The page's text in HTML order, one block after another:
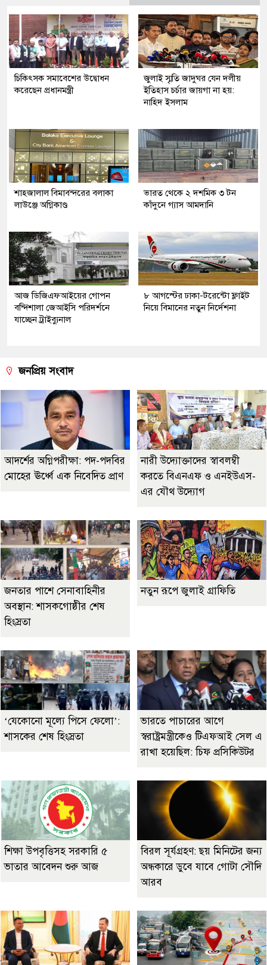
চিকিৎসক সমাবেশের উদ্বোধন
করেছেন প্রধানমন্ত্রী
জুলাই স্মৃতি জাদুঘর যেন দলীয়
ইতিহাস চর্চার জায়গা না হয়:
নাহিদ ইসলাম
শাহজালাল বিমাবন্দরের বলাকা
লাউঞ্জে অগ্নিকাণ্ড
ভারত থেকে ২ দশমিক ৩ টন
কাঁদুনে গ্যাস আমদানি
আজ ডিজিএফআইয়ের গোপন
বন্দিশালা জেআইসি পরিদর্শনে
যাচ্ছেন ট্রাইব্যুনাল
৮ আগস্টের ঢাকা-টরেন্টো ফ্লাইট
নিয়ে বিমানের নতুন নির্দেশনা
জনপ্রিয় সংবাদ
আদর্শের অগ্নিপরীক্ষা: পদ-পদবির
মোহের ঊর্ধ্বে এক নিবেদিত প্রাণ
নারী উদ্যোক্তাদের স্বাবলম্বী
করতে বিএনএফ ও এনইউএস-
এর যৌথ উদ্যোগ
জনতার পাশে সেনাবাহিনীর
অবস্থান: শাসকগোষ্ঠীর শেষ
হিংস্রতা
নতুন রূপে জুলাই গ্রাফিতি
‘যেকোনো মূল্যে পিসে ফেলো’:
শাসকের শেষ হিংস্রতা
ভারতে পাচারের আগে
স্বরাষ্ট্রমন্ত্রীকেও টিএফআই সেল এ
রাখা হয়েছিল: চিফ প্রসিকিউটর
শিক্ষা উপবৃত্তিসহ সরকারি ৫
ভাতার আবেদন শুরু আজ
বিরল সূর্যগ্রহণ: ছয় মিনিটের জন্য
অন্ধকারে ডুবে যাবে গোটা সৌদি
আরব